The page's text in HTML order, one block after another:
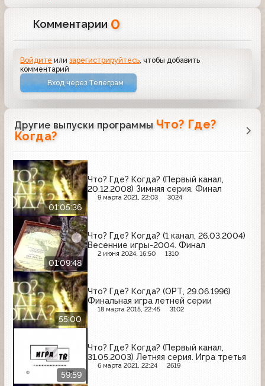
Комментарии 0
Войдите илизарегистрируйтесь , чтобы добавить
комментарий
Вход через Телеграм
Другие выпуски программы Что? Где?
Когда?
01:05:36
Что? Где? Когда? (Первый канал,
20.12.2008) Зимняя серия. Финал
9 марта 2021, 22:03 3024
01:09:48
Что? Где? Когда? (1 канал, 26.03.2004)
Весенние игры-2004. Финал
2 июня 2024, 16:50 1310
55:00
Что? Где? Когда? (ОРТ, 29.06.1996)
Финальная игра летней серии
18 марта 2015, 22:45 3102
59:59
Что? Где? Когда? (Первый канал,
31.05.2003) Летняя серия. Игра третья
6 марта 2021, 22:24 2619